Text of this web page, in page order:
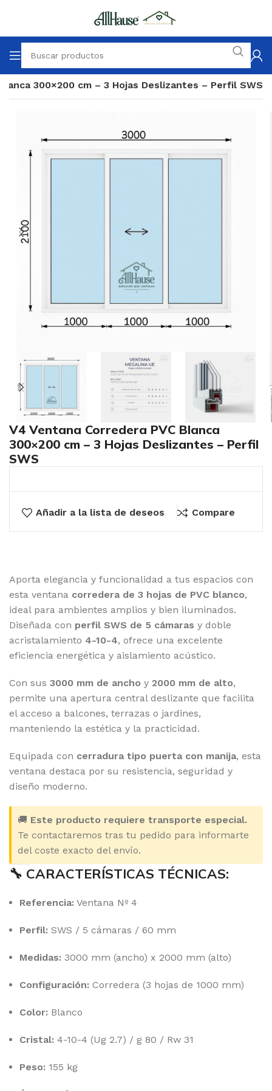
300×200 cm – 3 Hojas Deslizantes – Perfil SWS
V4 Ventana Corredera PVC Blanca
300×200 cm – 3 Hojas Deslizantes – Perfil
SWS
Añadir a la lista de deseos Compare
Aporta elegancia y funcionalidad a tus espacios con
esta ventana corredera de 3 hojas de PVC blanco,
ideal para ambientes amplios y bien iluminados.
Diseñada con perfil SWS de 5 cámaras y doble
acristalamiento 4-10-4, ofrece una excelente
eficiencia energética y aislamiento acústico.
Con sus 3000 mm de ancho y 2000 mm de alto,
permite una apertura central deslizante que facilita
el acceso a balcones, terrazas o jardines,
manteniendo la estética y la practicidad.
Equipada con cerradura tipo puerta con manija, esta
ventana destaca por su resistencia, seguridad y
diseño moderno.
🚚 Este producto requiere transporte especial.
Te contactaremos tras tu pedido para informarte
del coste exacto del envío.
🔧 CARACTERÍSTICAS TÉCNICAS:
Referencia: Ventana Nº 4
Perfil: SWS / 5 cámaras / 60 mm
Medidas: 3000 mm (ancho) x 2000 mm (alto)
Configuración: Corredera (3 hojas de 1000 mm)
Color: Blanco
Cristal: 4-10-4 (Ug 2.7) / g 80 / Rw 31
Peso: 155 kg